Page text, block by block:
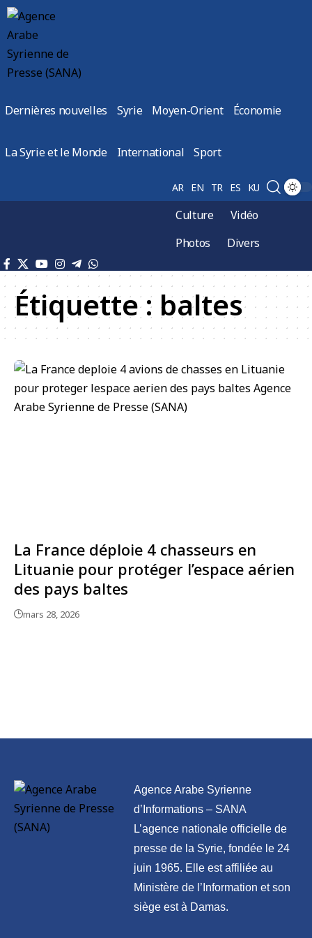
Dernières nouvelles Syrie Moyen-Orient Économie
La Syrie et le Monde International Sport
AR EN TR ES KU
Culture
Vidéo
Photos
Divers
Étiquette : baltes
La France déploie 4 chasseurs en
Lituanie pour protéger l’espace aérien
des pays baltes
mars 28, 2026
Agence Arabe Syrienne
d’Informations – SANA
L’agence nationale officielle de
presse de la Syrie, fondée le 24
juin 1965. Elle est affiliée au
Ministère de l’Information et son
siège est à Damas.